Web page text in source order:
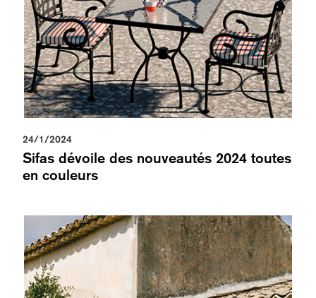
24/1/2024
Sifas dévoile des nouveautés 2024 toutes
en couleurs